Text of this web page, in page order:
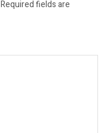
Required fields are